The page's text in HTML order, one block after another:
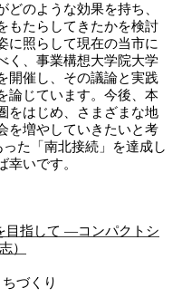
のような効果を持ち、
もたらしてきたかを検討
に照らして現在の当市に
く、事業構想大学院大学
開催し、その議論と実践
論じています。今後、本
をはじめ、さまざまな地
を増やしていきたいと考
た「南北接続」を達成し
幸いです。
目指して ―コンパクトシ
）
づくり